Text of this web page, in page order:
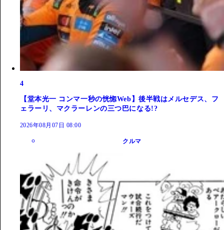
4
【堂本光一 コンマ一秒の恍惚Web】後半戦はメルセデス、フ
ェラーリ、マクラーレンの三つ巴になる!?
2026年08月07日 08:00
クルマ